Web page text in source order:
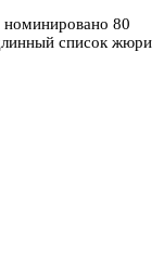
номинировано 80
список жюри